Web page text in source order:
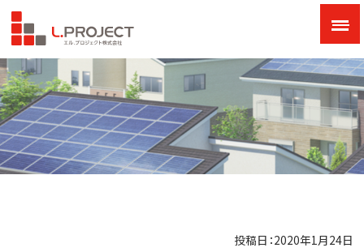
投稿日：2020年1月24日